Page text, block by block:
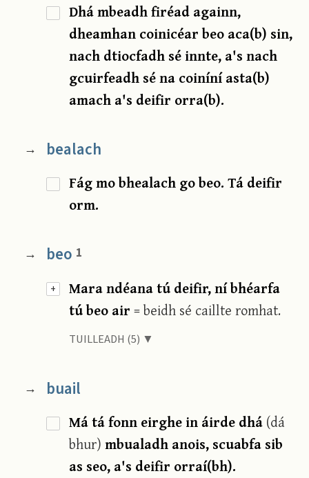
Dhá mbeadh firéad againn,
dheamhan coinicéar beo aca(b) sin,
nach dtiocfadh sé innte, a's nach
gcuirfeadh sé na coiníní asta(b)
amach a's deifir orra(b).
→ bealach
Fág mo bhealach go beo. Tá deifir
orm.
+
→ beo 1
Mara ndéana tú deifir, ní bhéarfa
tú beo air= beidh sé caillte romhat.
TUILLEADH (5) ▼
→ buail
Má tá fonn eirghe in áirde dhá(dá
bhur)mbualadh anois, scuabfa sib
as seo, a's deifir orraí(bh).